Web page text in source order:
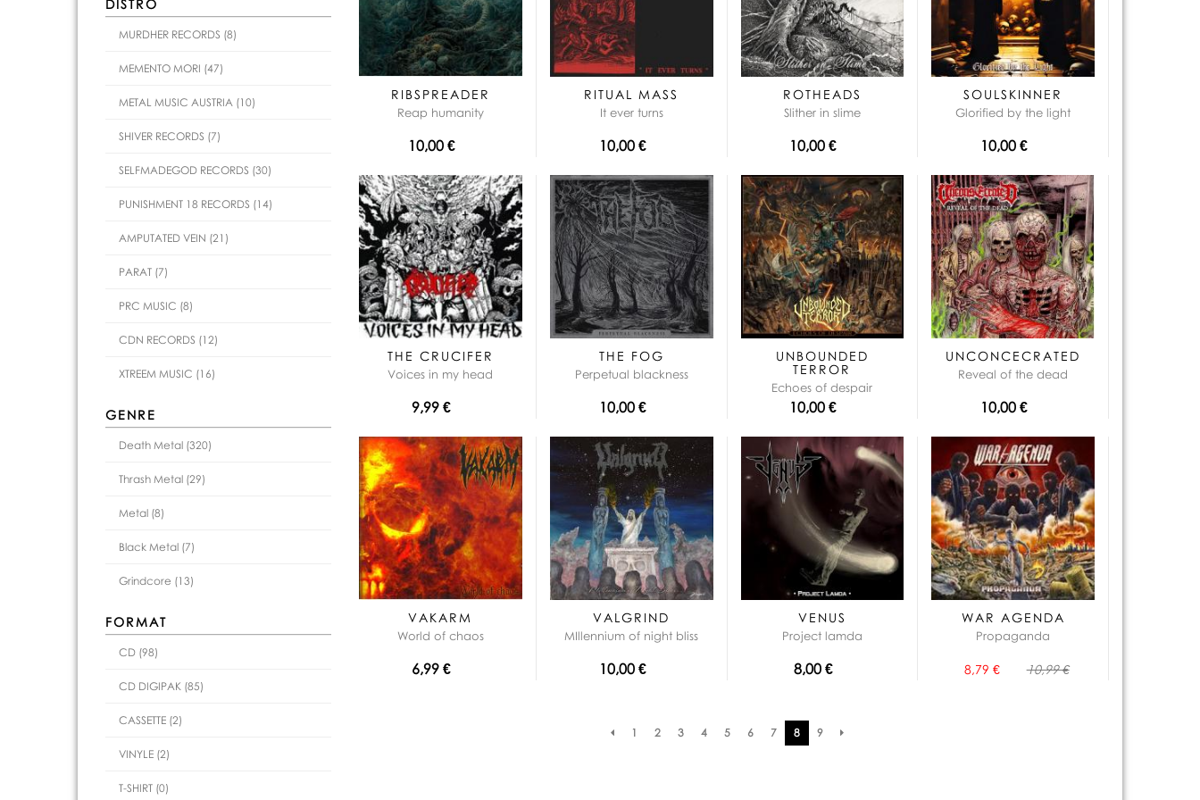
que:
RIBSPREADER
Reap humanity
10,00 €
RITUAL MASS
It ever turns
10,00 €
ROTHEADS
Slither in slime
10,00 €
SOULSKINNER
Glorified by the light
10,00 €
THE CRUCIFER
Voices in my head
9,99 €
THE FOG
Perpetual blackness
10,00 €
UNBOUNDED
TERROR
Echoes of despair
10,00 €
UNCONCECRATED
Reveal of the dead
10,00 €
VAKARM
World of chaos
6,99 €
VALGRIND
MIllennium of night bliss
10,00 €
VENUS
Project lamda
8,00 €
WAR AGENDA
Propaganda
8,79 € 10,99 €
Pagination
1 2 3 4 5 6 7 8 9
DISTRO
MURDHER RECORDS (8)
MEMENTO MORI (47)
METAL MUSIC AUSTRIA (10)
SHIVER RECORDS (7)
SELFMADEGOD RECORDS (30)
PUNISHMENT 18 RECORDS (14)
AMPUTATED VEIN (21)
PARAT (7)
PRC MUSIC (8)
CDN RECORDS (12)
XTREEM MUSIC (16)
GENRE
Death Metal (320)
Thrash Metal (29)
Metal (8)
Black Metal (7)
Grindcore (13)
FORMAT
CD (98)
CD DIGIPAK (85)
CASSETTE (2)
VINYLE (2)
T-SHIRT (0)